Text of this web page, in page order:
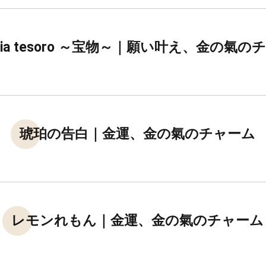
tesoro ～宝物～｜願い叶え、金の氣の
琥珀の告白｜金運、金の氣のチャーム
レモンれもん｜金運、金の氣のチャーム